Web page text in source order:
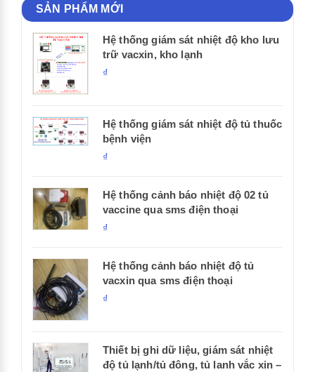
SẢN PHẨM MỚI
Hệ thống giám sát nhiệt độ kho lưu
trữ vacxin, kho lạnh
₫
Hệ thống giám sát nhiệt độ tủ thuốc
bệnh viện
₫
Hệ thống cảnh báo nhiệt độ 02 tủ
vaccine qua sms điện thoại
₫
Hệ thống cảnh báo nhiệt độ tủ
vacxin qua sms điện thoại
₫
Thiết bị ghi dữ liệu, giám sát nhiệt
độ tủ lạnh/tủ đông, tủ lanh vắc xin –